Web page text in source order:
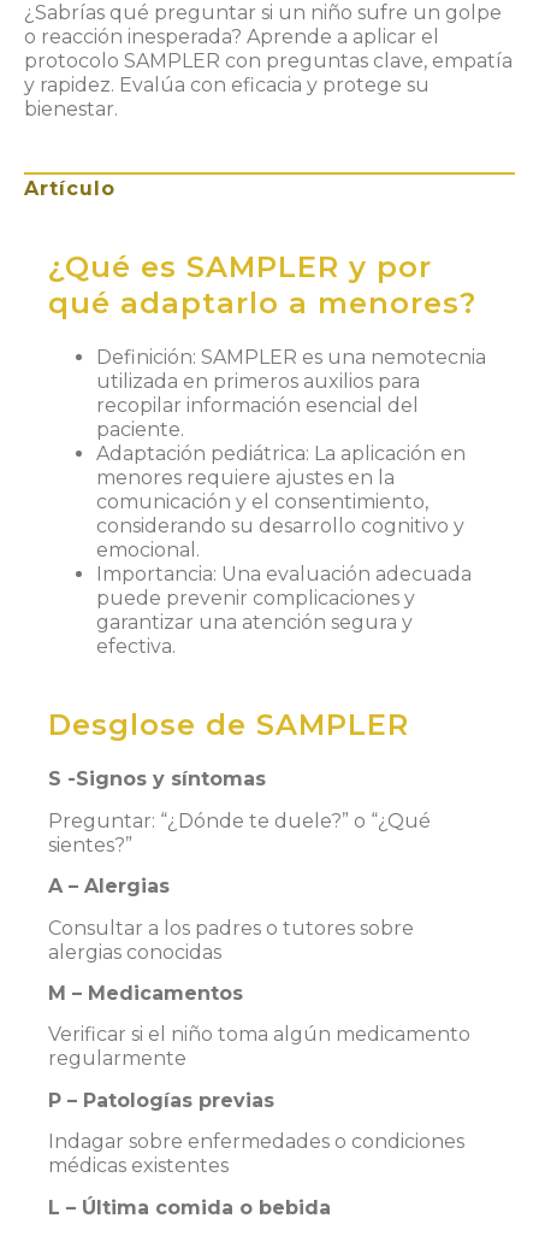
¿Sabrías qué preguntar si un niño sufre un golpe
o reacción inesperada? Aprende a aplicar el
protocolo SAMPLER con preguntas clave, empatía
y rapidez. Evalúa con eficacia y protege su
bienestar.
Artículo
¿Qué es SAMPLER y por
qué adaptarlo a menores?
Definición: SAMPLER es una nemotecnia
utilizada en primeros auxilios para
recopilar información esencial del
paciente.
Adaptación pediátrica: La aplicación en
menores requiere ajustes en la
comunicación y el consentimiento,
considerando su desarrollo cognitivo y
emocional.
Importancia: Una evaluación adecuada
puede prevenir complicaciones y
garantizar una atención segura y
efectiva.
Desglose de SAMPLER
S -Signos y síntomas
Preguntar: “¿Dónde te duele?” o “¿Qué
sientes?”
A – Alergias
Consultar a los padres o tutores sobre
alergias conocidas
M – Medicamentos
Verificar si el niño toma algún medicamento
regularmente
P – Patologías previas
Indagar sobre enfermedades o condiciones
médicas existentes
L – Última comida o bebida